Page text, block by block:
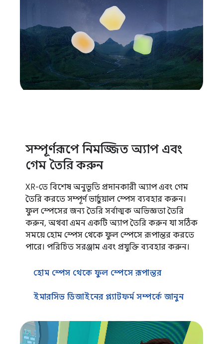
সম্পূর্ণরূপে নিমজ্জিত অ্যাপ এবং
গেম তৈরি করুন
XR-তে বিশেষ অনুভূতি প্রদানকারী অ্যাপ এবং গেম
তৈরি করতে সম্পূর্ণ ভার্চুয়াল স্পেস ব্যবহার করুন।
ফুল স্পেসের জন্য তৈরি সর্বাত্মক অভিজ্ঞতা তৈরি
করুন, অথবা এমন একটি অ্যাপ তৈরি করুন যা সঠিক
সময়ে হোম স্পেস থেকে ফুল স্পেসে রূপান্তর করতে
পারে। পরিচিত সরঞ্জাম এবং প্রযুক্তি ব্যবহার করুন।
হোম স্পেস থেকে ফুল স্পেসে রূপান্তর
ইমারসিভ ডিজাইনের প্ল্যাটফর্ম সম্পর্কে জানুন